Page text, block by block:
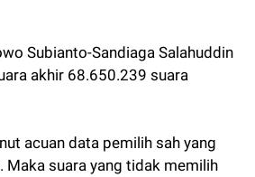
Subianto-Sandiaga Salahuddin
akhir 68.650.239 suara
acuan data pemilih sah yang
Maka suara yang tidak memilih